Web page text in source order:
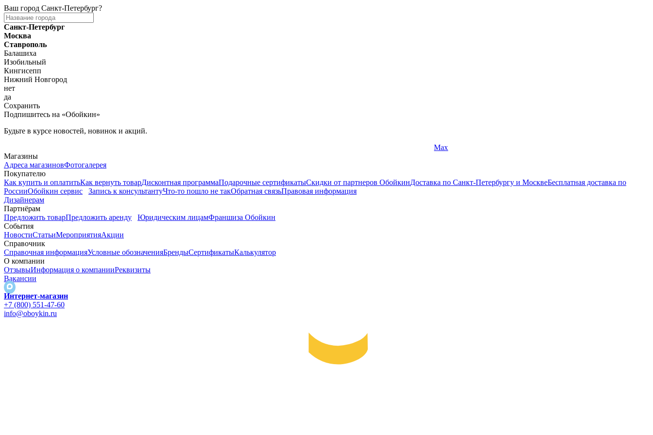
Ваш город Санкт-Петербург?
Санкт-Петербург
Москва
Ставрополь
Балашиха
Изобильный
Кингисепп
Нижний Новгород
нет
да
Сохранить
Подпишитесь на «Обойкин»
Будьте в курсе новостей, новинок и акций.
Max
Магазины
Адреса магазиновФотогалерея
Покупателю
Как купить и оплатитьКак вернуть товарДисконтная программаПодарочные сертификатыСкидки от партнеров ОбойкинДоставка по Санкт-Петербургу и МосквеБесплатная доставка по
РоссииОбойкин сервис Запись к консультантуЧто-то пошло не такОбратная связьПравовая информация
Дизайнерам
Партнёрам
Предложить товарПредложить аренду Юридическим лицамФраншиза Обойкин
События
НовостиСтатьиМероприятияАкции
Справочник
Справочная информацияУсловные обозначенияБрендыСертификатыКалькулятор
О компании
ОтзывыИнформация о компанииРеквизиты
Вакансии
Интернет-магазин
+7 (800) 551-47-60
info@oboykin.ru